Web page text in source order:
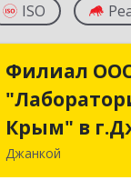
ISO
Филиал
Крым" в
Джанкой